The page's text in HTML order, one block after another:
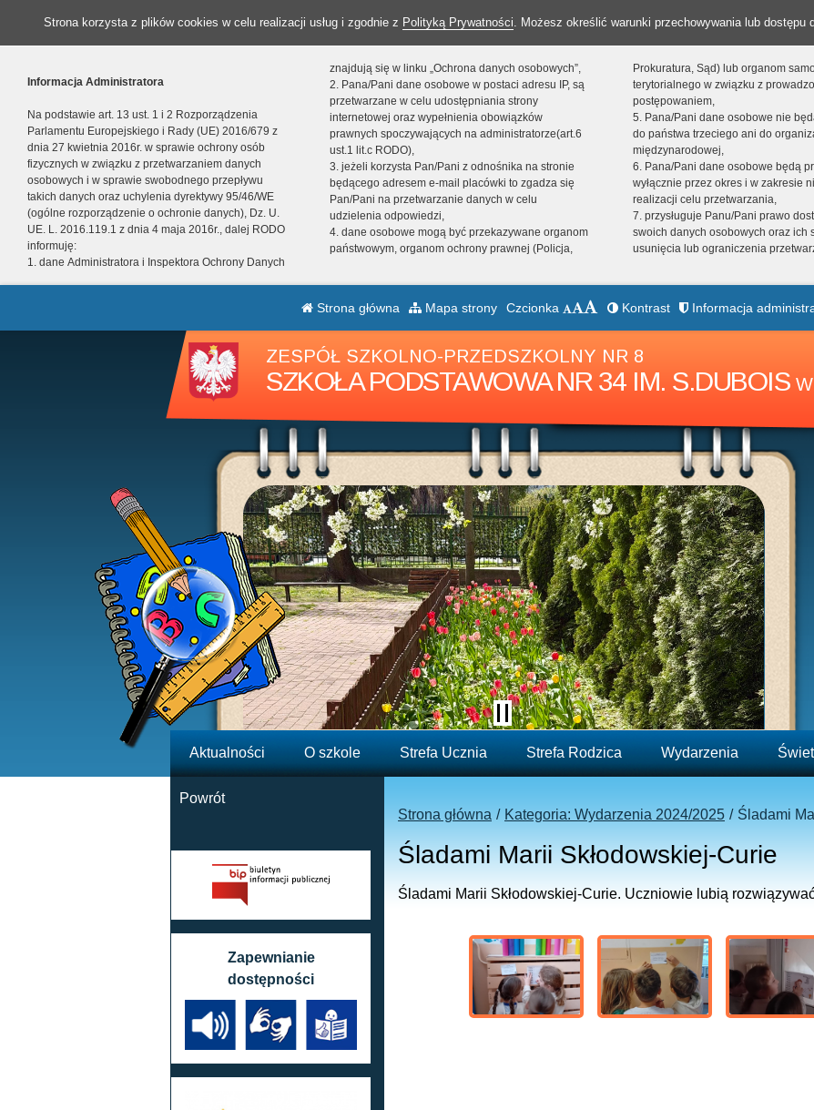
Strona korzysta z plików cookies w celu realizacji usług i zgodnie z Polityką Prywatności. Możesz określić warunki przechowywania lub dostępu
Informacja Administratora
Na podstawie art. 13 ust. 1 i 2 Rozporządzenia
Parlamentu Europejskiego i Rady (UE) 2016/679 z
dnia 27 kwietnia 2016r. w sprawie ochrony osób
fizycznych w związku z przetwarzaniem danych
osobowych i w sprawie swobodnego przepływu
takich danych oraz uchylenia dyrektywy 95/46/WE
(ogólne rozporządzenie o ochronie danych), Dz. U.
UE. L. 2016.119.1 z dnia 4 maja 2016r., dalej RODO
informuję:
1. dane Administratora i Inspektora Ochrony Danych
znajdują się w linku „Ochrona danych osobowych”,
2. Pana/Pani dane osobowe w postaci adresu IP, są
przetwarzane w celu udostępniania strony
internetowej oraz wypełnienia obowiązków
prawnych spoczywających na administratorze(art.6
ust.1 lit.c RODO),
3. jeżeli korzysta Pan/Pani z odnośnika na stronie
będącego adresem e-mail placówki to zgadza się
Pan/Pani na przetwarzanie danych w celu
udzielenia odpowiedzi,
4. dane osobowe mogą być przekazywane organom
państwowym, organom ochrony prawnej (Policja,
Prokuratura, Sąd) lub organom
terytorialnego w związku z
postępowaniem,
5. Pana/Pani dane osobowe nie
do państwa trzeciego ani do
międzynarodowej,
6. Pana/Pani dane osobowe będą
wyłącznie przez okres i w zakresie
realizacji celu przetwarzania,
7. przysługuje Panu/Pani prawo
swoich danych osobowych oraz ich
usunięcia lub ograniczenia
Strona główna Mapa strony Czcionka Kontrast Informacja
ZESPÓŁ SZKOLNO-PRZEDSZKOLNY NR 8
SZKOŁA PODSTAWOWA NR 34 IM. S.DUBOIS
Aktualności O szkole Strefa Ucznia Strefa Rodzica Wydarzenia
Strona główna Kategoria: Wydarzenia 2024/2025 Śladami
Śladami Marii Skłodowskiej-Curie
Śladami Marii Skłodowskiej-Curie. Uczniowie lubią
Powrót
Zapewnianie
dostępności